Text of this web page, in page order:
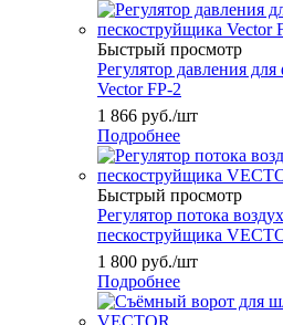
Быстрый просмотр
Регулятор давления
Vector FP-2
1 866 руб./шт
Подробнее
Быстрый просмотр
Регулятор потока
пескоструйщика
1 800 руб./шт
Подробнее